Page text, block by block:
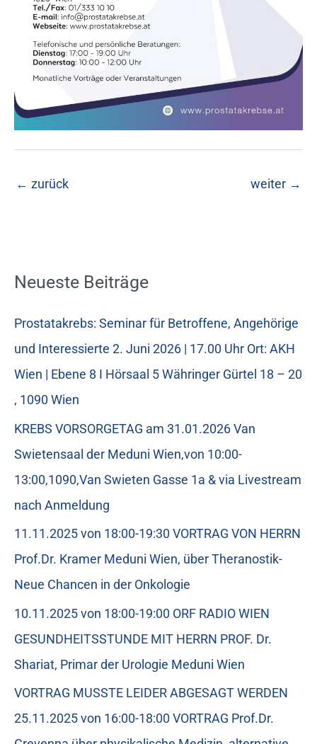
← zurück weiter →
Neueste Beiträge
Prostatakrebs: Seminar für Betroffene, Angehörige
und Interessierte 2. Juni 2026 | 17.00 Uhr Ort: AKH
Wien | Ebene 8 I Hörsaal 5 Währinger Gürtel 18 – 20
, 1090 Wien
KREBS VORSORGETAG am 31.01.2026 Van
Swietensaal der Meduni Wien,von 10:00-
13:00,1090,Van Swieten Gasse 1a & via Livestream
nach Anmeldung
11.11.2025 von 18:00-19:30 VORTRAG VON HERRN
Prof.Dr. Kramer Meduni Wien, über Theranostik-
Neue Chancen in der Onkologie
10.11.2025 von 18:00-19:00 ORF RADIO WIEN
GESUNDHEITSSTUNDE MIT HERRN PROF. Dr.
Shariat, Primar der Urologie Meduni Wien
VORTRAG MUSSTE LEIDER ABGESAGT WERDEN
25.11.2025 von 16:00-18:00 VORTRAG Prof.Dr.